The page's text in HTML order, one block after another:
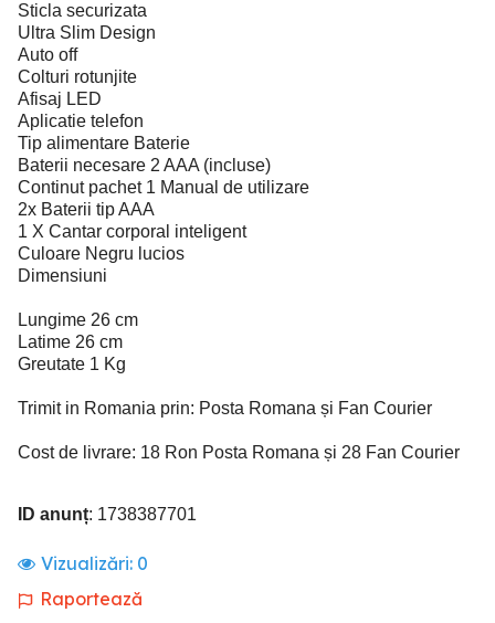
Sticla securizata
Ultra Slim Design
Auto off
Colturi rotunjite
Afisaj LED
Aplicatie telefon
Tip alimentare Baterie
Baterii necesare 2 AAA (incluse)
Continut pachet 1 Manual de utilizare
2x Baterii tip AAA
1 X Cantar corporal inteligent
Culoare Negru lucios
Dimensiuni
Lungime 26 cm
Latime 26 cm
Greutate 1 Kg
Trimit in Romania prin: Posta Romana și Fan Courier
Cost de livrare: 18 Ron Posta Romana și 28 Fan Courier
ID anunț: 1738387701
Vizualizări: 0
Raportează